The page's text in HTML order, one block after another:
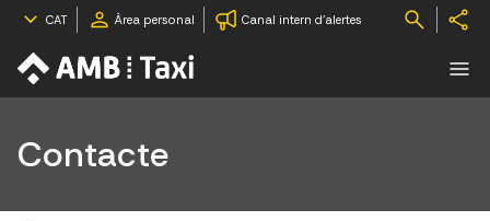
CAT Àrea personal Canal intern d'alertes
Contacte